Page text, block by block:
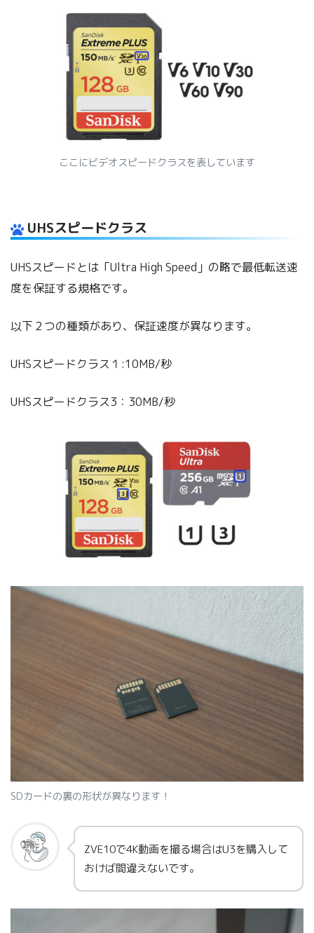
ここにビデオスピードクラスを表しています
UHSスピードクラス
UHSスピードとは「Ultra High Speed」の略で最低転送速
度を保証する規格です。
以下２つの種類があり、保証速度が異なります。
UHSスピードクラス１:10MB/秒
UHSスピードクラス3：30MB/秒
SDカードの裏の形状が異なります！
ZVE10で4K動画を撮る場合はU3を購入して
おけば間違えないです。